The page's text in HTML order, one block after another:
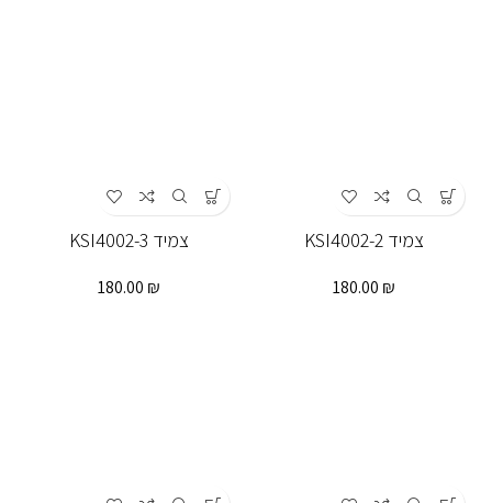
צמיד KSI4002-2
180.00 ₪
צמיד KSI4002-3
180.00 ₪